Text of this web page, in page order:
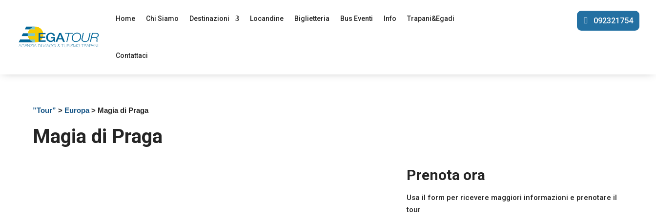
Home Chi Siamo Destinazioni Locandine Biglietteria Bus Eventi Info Trapani&Egadi
Contattaci
092321754
”Tour” > Europa> Magia di Praga
Magia di Praga
Prenota ora
Usa il form per ricevere maggiori informazioni e prenotare il
tour